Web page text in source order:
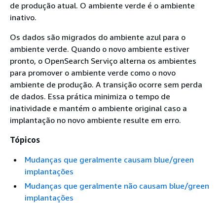
de produção atual. O ambiente verde é o ambiente
inativo.
Os dados são migrados do ambiente azul para o
ambiente verde. Quando o novo ambiente estiver
pronto, o OpenSearch Serviço alterna os ambientes
para promover o ambiente verde como o novo
ambiente de produção. A transição ocorre sem perda
de dados. Essa prática minimiza o tempo de
inatividade e mantém o ambiente original caso a
implantação no novo ambiente resulte em erro.
Tópicos
Mudanças que geralmente causam blue/green
implantações
Mudanças que geralmente não causam blue/green
implantações